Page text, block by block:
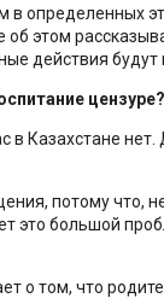
определенных
этом
действия
цензуре?
в Казахстане
потому что,
это большой
о том, что